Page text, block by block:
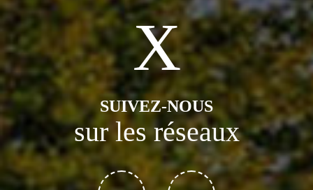
SUIVEZ-NOUS
sur les réseaux